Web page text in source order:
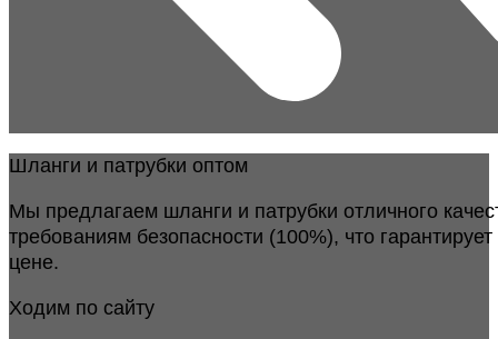
Шланги и патрубки оптом
Мы предлагаем шланги и патрубки отличного
требованиям безопасности (100%), что
цене.
Ходим по сайту